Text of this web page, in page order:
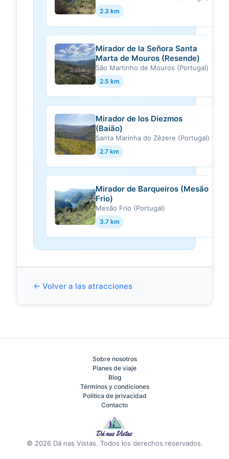
Nova de Gaia
grupo espera ter um protocolo...
Porta do Sol: o novo spot
incrível às portas do Gerês
E ainda o Baloiço da Pateira do
Carregal, idealizado e criado pela
associação de amigos do parque
com o mesmo nome, em R...
2.3 km
Mirador de la Señora Santa
Marta de Mouros (Resende)
São Martinho de Mouros (Portugal)
2.5 km
Mirador de los Diezmos
(Baião)
Santa Marinha do Zêzere (Portugal)
2.7 km
Mirador de Barqueiros (Mesão
Frio)
Mesão Frio (Portugal)
3.7 km
← Volver a las atracciones
Sobre nosotros
Planes de viaje
Blog
Términos y condiciones
Política de privacidad
Contacto
© 2026 Dá nas Vistas. Todos los derechos reservados.